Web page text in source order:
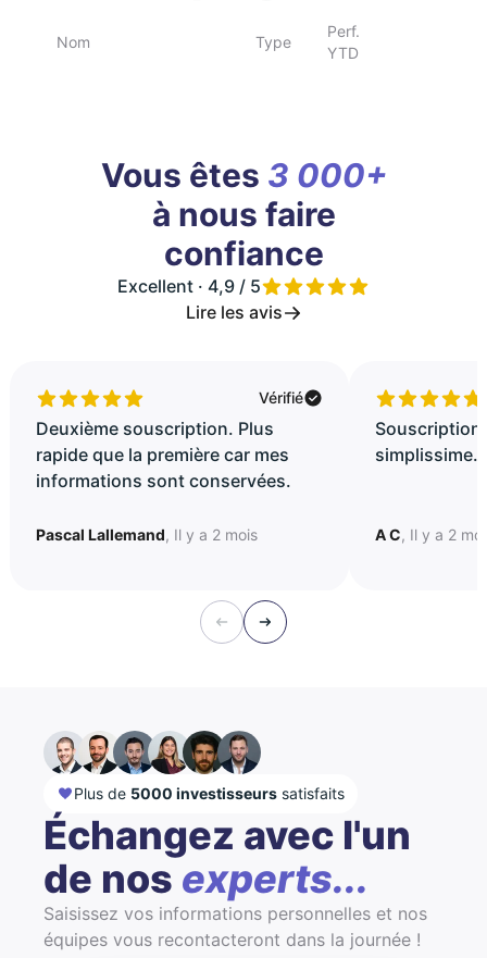
Nom Type
Perf.
YTD
Vous êtes 3 000+
à nous faire
confiance
Excellent · 4,9 / 5
Lire les avis
Vérifié
Deuxième souscription. Plus
rapide que la première car mes
informations sont conservées.
Pascal Lallemand, Il y a 2 mois
Souscription
A C, Il y a 2
Plus de 5000 investisseurs satisfaits
Échangez avec l'un
de nos experts...
Saisissez vos informations personnelles et nos
équipes vous recontacteront dans la journée !